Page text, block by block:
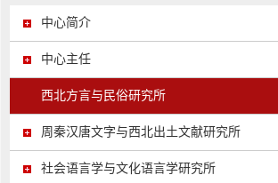
中心简介
中心主任
西北方言与民俗研究所
周秦汉唐文字与西北出土文献研究所
社会语言学与文化语言学研究所